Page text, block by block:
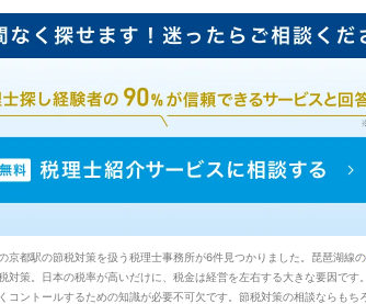
京都駅の節税対策を扱う税理士事務所が6件見つかりました。琵琶湖線の
対策。日本の税率が高いだけに、税金は経営を左右する大きな要因で
コントールするための知識が必要不可欠です。節税対策の相談ならも